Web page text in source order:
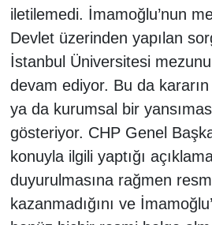
iletilemedi. İmamoğlu’nun
Devlet üzerinden yapılan
İstanbul Üniversitesi
devam ediyor. Bu da
ya da kurumsal bir
gösteriyor. CHP Genel
konuyla ilgili yaptığı
duyurulmasına rağmen
kazanmadığını ve